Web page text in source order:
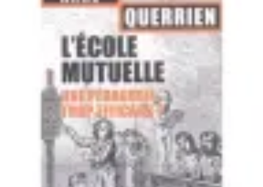
Comparateur MutuellePro
comparateur mutuelle pro
impact des mutuelles pro
Comparateur MutuellePro